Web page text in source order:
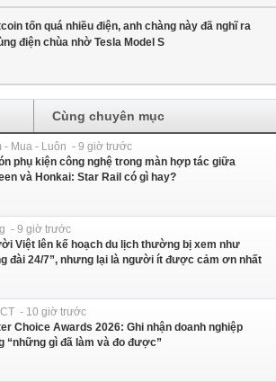
tốn quá nhiều điện, anh chàng này đã nghĩ ra
điện chùa nhờ Tesla Model S
Cùng chuyên mục
- Mua - Luôn - 9 giờ trước
phụ kiện công nghệ trong màn hợp tác giữa
và Honkai: Star Rail có gì hay?
- 9 giờ trước
Việt lên kế hoạch du lịch thường bị xem như
đài 24/7”, nhưng lại là người ít được cảm ơn nhất
- 10 giờ trước
Choice Awards 2026: Ghi nhận doanh nghiệp
“những gì đã làm và đo được”